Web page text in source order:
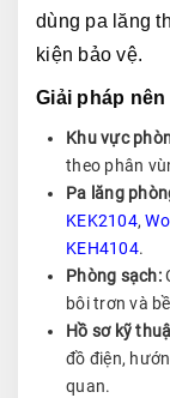
dùng pa lăng
kiện bảo vệ.
Giải pháp nên
Khu vực
theo phân
Pa lăng
KEK2104,
KEH4104.
Phòng sạch:
bôi trơn và
Hồ sơ kỹ
đồ điện,
quan.